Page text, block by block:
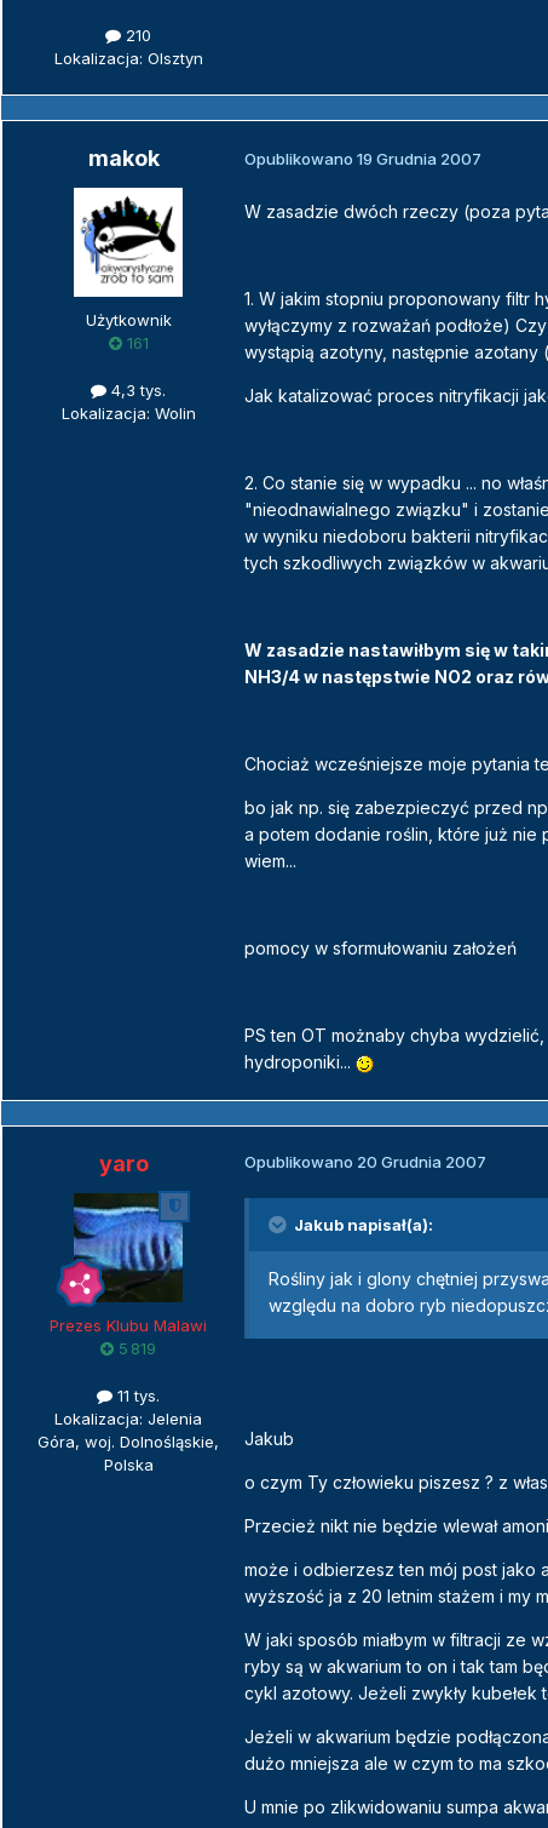
210
Lokalizacja: Olsztyn
makok
Użytkownik
161
4,3 tys.
Lokalizacja: Wolin
Opublikowano 19 Grudnia 2007
W zasadzie dwóch rzeczy (poza
1. W jakim stopniu proponowany filtr
wyłączymy z rozważań podłoże)
wystąpią azotyny, następnie azotany
Jak katalizować proces nitryfikacji
2. Co stanie się w wypadku ... no
"nieodnawialnego związku" i
w wyniku niedoboru bakterii
tych szkodliwych związków w
W zasadzie nastawiłbym się w
NH3/4 w następstwie NO2 oraz
Chociaż wcześniejsze moje pytania
bo jak np. się zabezpieczyć przed np
a potem dodanie roślin, które już nie
wiem...
pomocy w sformułowaniu założeń
PS ten OT możnaby chyba
hydroponiki...
yaro
Prezes Klubu Malawi
5 819
11 tys.
Lokalizacja: Jelenia
Góra, woj. Dolnośląskie,
Polska
Opublikowano 20 Grudnia 2007
Jakub napisał(a):
Rośliny jak i glony chętniej
względu na dobro ryb
Jakub
o czym Ty człowieku piszesz ? z
Przecież nikt nie będzie wlewał
może i odbierzesz ten mój post jako
wyższość ja z 20 letnim stażem i my
W jaki sposób miałbym w filtracji ze
ryby są w akwarium to on i tak tam
cykl azotowy. Jeżeli zwykły
Jeżeli w akwarium będzie
dużo mniejsza ale w czym to ma
U mnie po zlikwidowaniu sumpa